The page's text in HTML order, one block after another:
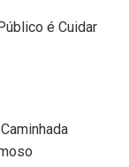
é Cuidar